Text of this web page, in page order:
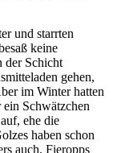
und starrten
keine
der Schicht
gehen,
im Winter hatten
Schwätzchen
ehe die
haben schon
auch. Fieropps